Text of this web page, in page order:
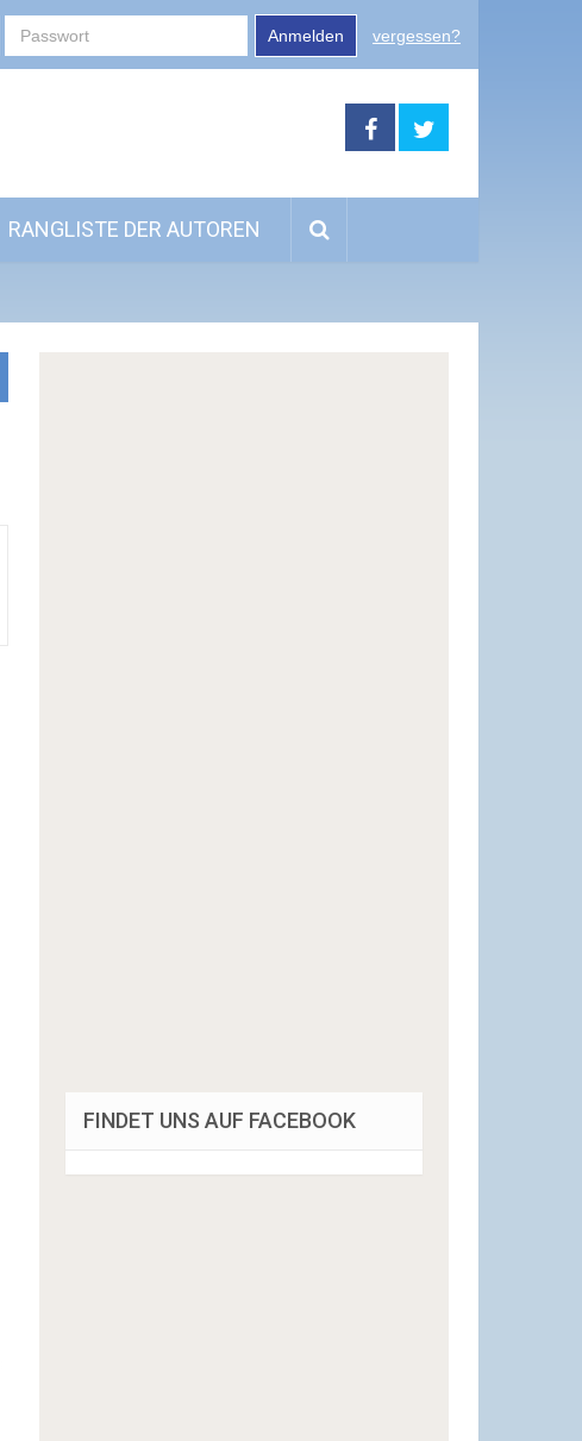
Anmelden vergessen?
RANGLISTE DER AUTOREN
FINDET UNS AUF FACEBOOK